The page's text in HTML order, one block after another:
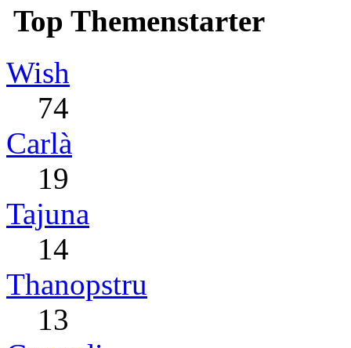
Top Themenstarter
Wish
74
Carlà
19
Tajuna
14
Thanopstru
13